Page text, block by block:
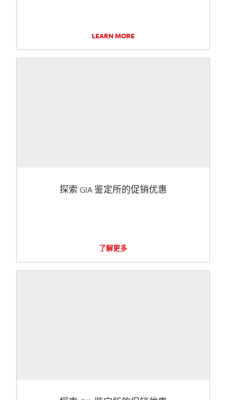
LEARN MORE
探索 GIA 鉴定所的促销优惠
了解更多